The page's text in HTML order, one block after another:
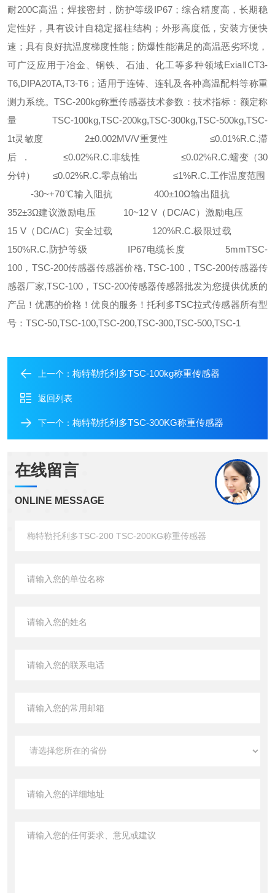
耐200C高温；焊接密封，防护等级IP67；综合精度高，长期稳
定性好，具有设计自稳定摇柱结构；外形高度低，安装方便快
速；具有良好抗温度梯度性能；防爆性能满足的高温恶劣环境，
可广泛应用于冶金、钢铁、石油、化工等多种领域ExiaⅡCT3-
T6,DIPA20TA,T3-T6；适用于连铸、连轧及各种高温配料等称重
测力系统。 TSC-200kg称重传感器技术参数：技术指标： 额定称
量 TSC-100kg,TSC-200kg,TSC-300kg,TSC-500kg,TSC-
1t灵敏度 2±0.002MV/V重复性 ≤0.01%R.C.滞
后 . ≤0.02%R.C.非线性 ≤0.02%R.C.蠕变（30
分钟） ≤0.02%R.C.零点输出 ≤1%R.C.工作温度范围
-30~+70℃输入阻抗 400±10Ω输出阻抗
352±3Ω建议激励电压 10~12 V（DC/AC） 激励电压
15 V（DC/AC） 安全过载 120%R.C.极限过载
150%R.C.防护等级 IP67电缆长度 5mmTSC-
100，TSC-200传感器传感器价格, TSC-100，TSC-200传感器传
感器厂家,TSC-100，TSC-200传感器传感器批发为您提供优质的
产品！优惠的价格！优良的服务！托利多TSC拉式传感器所有型
号：TSC-50,TSC-100,TSC-200,TSC-300,TSC-500,TSC-1
上一个： 梅特勒托利多TSC-100kg称重传感器
返回列表
下一个： 梅特勒托利多TSC-300KG称重传感器
在线留言
ONLINE MESSAGE